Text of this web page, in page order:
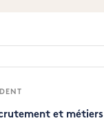
et métiers